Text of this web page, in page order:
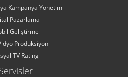
Kampanya Yönetimi
Pazarlama
Geliştirme
Prodüksiyon
TV Rating